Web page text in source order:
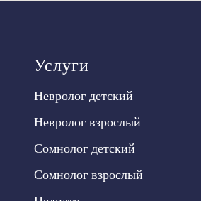
Услуги
Невролог детский
Невролог взрослый
Сомнолог детский
Сомнолог взрослый